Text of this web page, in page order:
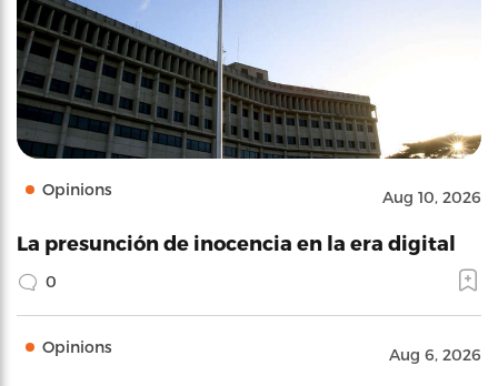
Opinions Aug 10, 2026
La presunción de inocencia en la era digital
0
Opinions Aug 6, 2026